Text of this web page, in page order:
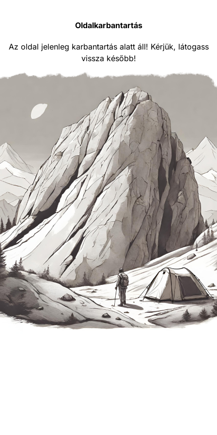
Oldalkarbantartás
Az oldal jelenleg karbantartás alatt áll! Kérjük, látogass
vissza később!